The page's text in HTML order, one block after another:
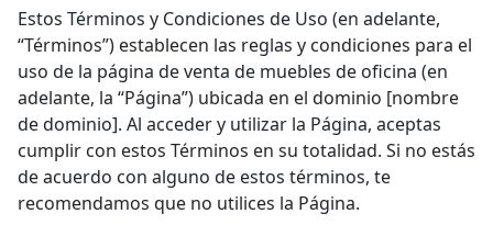
Estos Términos y Condiciones de Uso (en adelante,
“Términos”) establecen las reglas y condiciones para el
uso de la página de venta de muebles de oficina (en
adelante, la “Página”) ubicada en el dominio [nombre
de dominio]. Al acceder y utilizar la Página, aceptas
cumplir con estos Términos en su totalidad. Si no estás
de acuerdo con alguno de estos términos, te
recomendamos que no utilices la Página.